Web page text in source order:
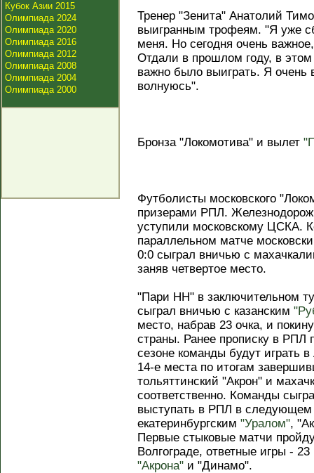
Кубок Азии 2015
Олимпиада 2024
Олимпиада 2020
Олимпиада 2016
Олимпиада 2012
Олимпиада 2008
Олимпиада 2004
Олимпиада 2000
Тренер "Зенита" Анатолий
выигранным трофеям. "Я уже
меня. Но сегодня очень
Отдали в прошлом году, в этом
важно было выиграть. Я очень
волнуюсь".
Бронза "Локомотива" и вылет
Футболисты московского
призерами РПЛ.
уступили московскому ЦСКА.
параллельном матче
0:0 сыграл вничью с
заняв четвертое место.
"Пари НН" в заключительном
сыграл вничью с казанским
место, набрав 23 очка, и
страны. Ранее прописку в РПЛ
сезоне команды будут играть
14-е места по итогам
тольяттинский "Акрон" и
соответственно. Команды
выступать в РПЛ в следующем
екатеринбургским "Уралом",
Первые стыковые матчи
Волгограде, ответные игры -
"Акрона" и "Динамо".